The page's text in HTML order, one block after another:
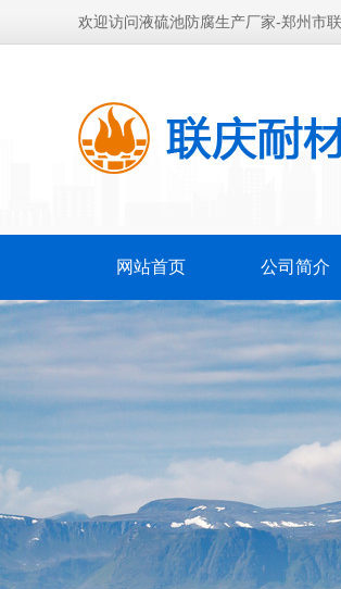
欢迎访问液硫池防腐生产厂家-郑州市
网站首页 公司简介